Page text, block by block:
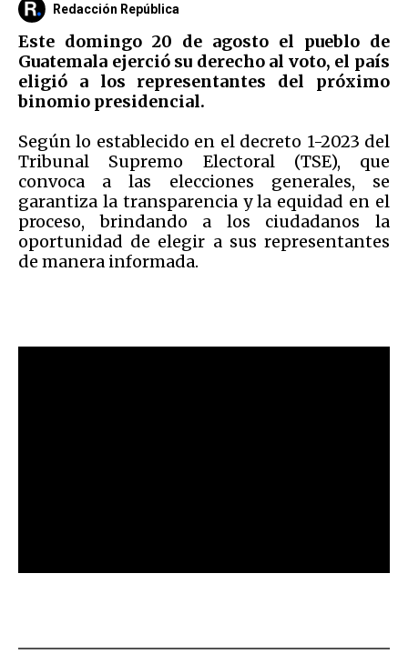
Redacción República
Este domingo 20 de agosto el pueblo de
Guatemala ejerció su derecho al voto, el país
eligió a los representantes del próximo
binomio presidencial.
Según lo establecido en el decreto 1-2023 del
Tribunal Supremo Electoral (TSE), que
convoca a las elecciones generales, se
garantiza la transparencia y la equidad en el
proceso, brindando a los ciudadanos la
oportunidad de elegir a sus representantes
de manera informada.